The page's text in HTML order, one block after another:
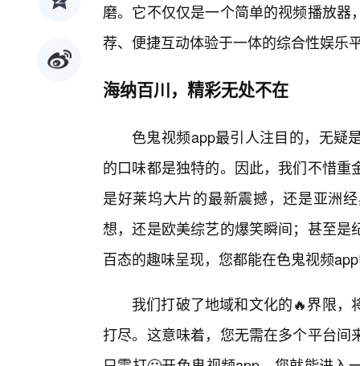
磨。它不仅仅是一个简单的视频播放
荐、便捷互动体验于一体的综合性娱乐
海纳百川，精彩无处不在
色鬼视频app最引人注目的，无疑
的口味都是独特的。因此，我们不惜
是好莱坞大片的最新震撼，还是亚洲
想，还是欧美综艺的爆笑瞬间；甚至
百态的趣味呈现，您都能在色鬼视频
我们打破了地域和文化的🔥界限
打尽。这意味着，您无需在多个平台